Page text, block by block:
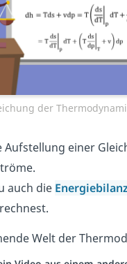
der
Aufstellung einer
auch die
Welt der